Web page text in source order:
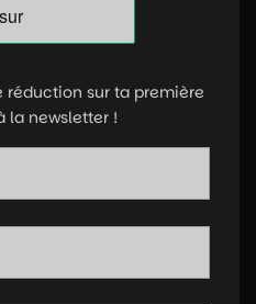
réduction sur ta première
la newsletter !